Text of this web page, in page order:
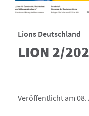
Lions Deutschland
LION 2/
Veröffentlicht am 08.